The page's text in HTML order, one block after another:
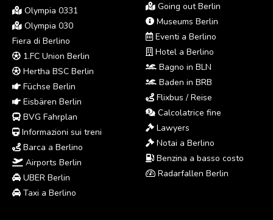
Olympia 0331
Olympia 030
Fiera di Berlino
1.FC Union Berlin
Hertha BSC Berlin
Füchse Berlin
Eisbären Berlin
BVG Fahrplan
Informazioni sui treni
Barca a Berlino
Airports Berlin
UBER Berlin
Taxi a Berlino
Going out Berlin
Museums Berlin
Eventi a Berlino
Hotel a Berlino
Bagno in BLN
Baden in BRB
Flixbus / Reise
Calcolatrice fine
Lawyers
Notai a Berlino
Benzina a basso costo
Radarfallen Berlin